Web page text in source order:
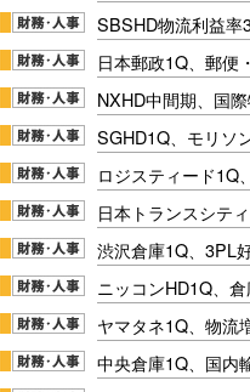
SBSHD物流利益率
日本郵政1Q、郵便
NXHD中間期、国
SGHD1Q、モリソ
ロジスティード1Q
日本トランスシテ
渋沢倉庫1Q、3PL
ニッコンHD1Q、
ヤマタネ1Q、物流
中央倉庫1Q、国内